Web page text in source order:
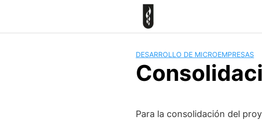
DESARROLLO DE MICROEMPRESAS
Para la consolidación del